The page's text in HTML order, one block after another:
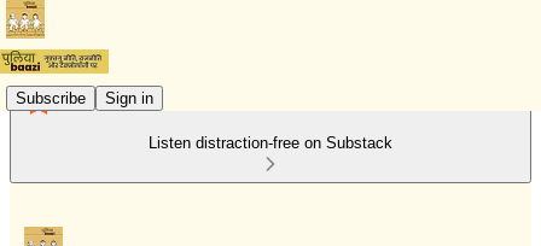
Subscribe Sign in
Listen distraction-free on Substack